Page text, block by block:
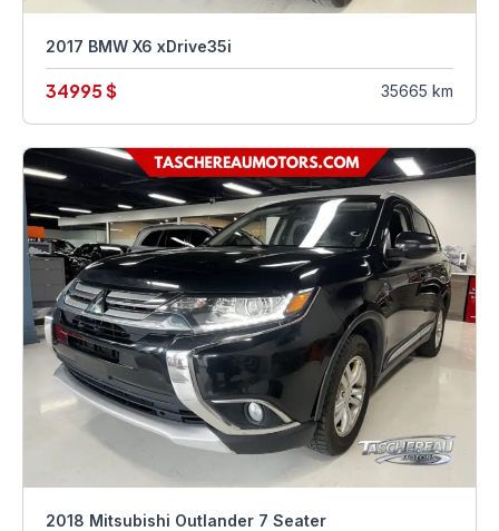
2017 BMW X6 xDrive35i
34995 $ 35665 km
2018 Mitsubishi Outlander 7 Seater